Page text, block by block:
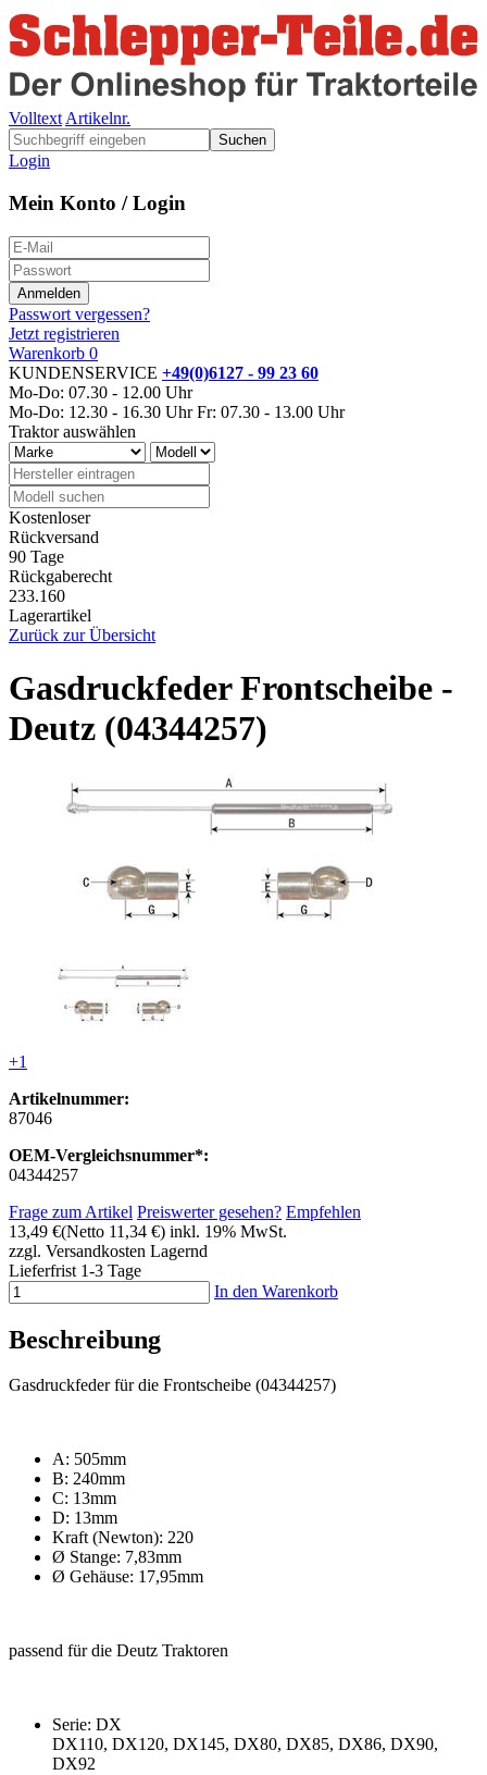
Volltext Artikelnr.
Suchen
Login
Mein Konto / Login
Passwort vergessen?
Jetzt registrieren
Warenkorb 0
KUNDENSERVICE +49(0)6127 - 99 23 60
Mo-Do: 07.30 - 12.00 Uhr
Mo-Do: 12.30 - 16.30 Uhr Fr: 07.30 - 13.00 Uhr
Traktor auswählen
Kostenloser
Rückversand
90 Tage
Rückgaberecht
233.160
Lagerartikel
Zurück zur Übersicht
Gasdruckfeder Frontscheibe -
Deutz (04344257)
+1
Artikelnummer:
87046
OEM-Vergleichsnummer*:
04344257
Frage zum Artikel Preiswerter gesehen? Empfehlen
13,49 €(Netto 11,34 €) inkl. 19% MwSt.
zzgl. Versandkosten Lagernd
Lieferfrist 1-3 Tage
In den Warenkorb
Beschreibung
Gasdruckfeder für die Frontscheibe (04344257)
A: 505mm
B: 240mm
C: 13mm
D: 13mm
Kraft (Newton): 220
Ø Stange: 7,83mm
Ø Gehäuse: 17,95mm
passend für die Deutz Traktoren
Serie: DX
DX110, DX120, DX145, DX80, DX85, DX86, DX90,
DX92